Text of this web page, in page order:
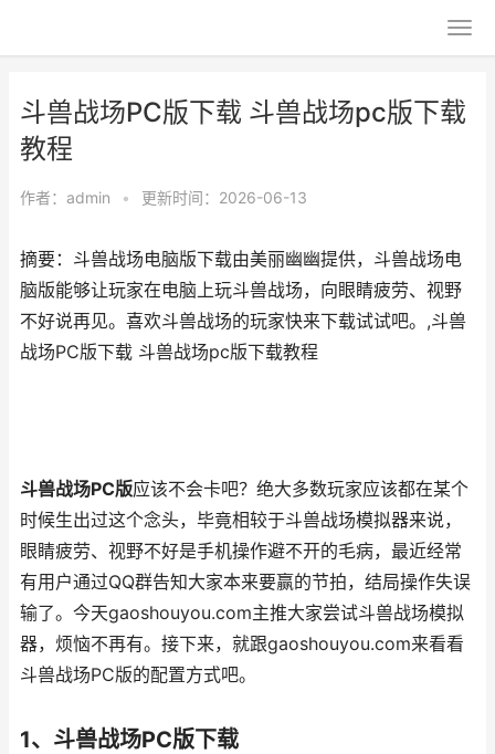
斗兽战场PC版下载 斗兽战场pc版下载
教程
作者： admin • 更新时间：2026-06-13
摘要：斗兽战场电脑版下载由美丽幽幽提供，斗兽战场电
脑版能够让玩家在电脑上玩斗兽战场，向眼睛疲劳、视野
不好说再见。喜欢斗兽战场的玩家快来下载试试吧。,斗兽
战场PC版下载 斗兽战场pc版下载教程
斗兽战场PC版应该不会卡吧？绝大多数玩家应该都在某个
时候生出过这个念头，毕竟相较于斗兽战场模拟器来说，
眼睛疲劳、视野不好是手机操作避不开的毛病，最近经常
有用户通过QQ群告知大家本来要赢的节拍，结局操作失误
输了。今天gaoshouyou.com主推大家尝试斗兽战场模拟
器，烦恼不再有。接下来，就跟gaoshouyou.com来看看
斗兽战场PC版的配置方式吧。
1、斗兽战场PC版下载